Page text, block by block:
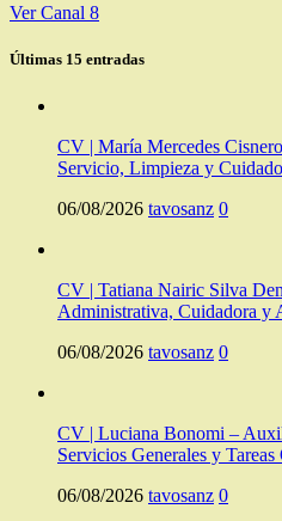
Ver Canal 8
Últimas 15 entradas
CV | María Mercedes
Servicio, Limpieza y
06/08/2026 tavosanz 0
CV | Tatiana Nairic Silva
Administrativa, Cuidadora y
06/08/2026 tavosanz 0
CV | Luciana Bonomi –
Servicios Generales y Tareas
06/08/2026 tavosanz 0